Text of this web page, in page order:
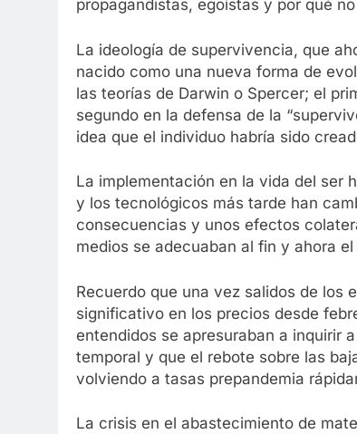
propagandistas, egoístas y por qué
La ideología de supervivencia, que
nacido como una nueva forma de
las teorías de Darwin o Spercer; el
segundo en la defensa de la
idea que el individuo habría sido
La implementación en la vida del ser
y los tecnológicos más tarde han
consecuencias y unos efectos
medios se adecuaban al fin y ahora
Recuerdo que una vez salidos de los
significativo en los precios desde
entendidos se apresuraban a inquirir
temporal y que el rebote sobre las
volviendo a tasas prepandemia
La crisis en el abastecimiento de